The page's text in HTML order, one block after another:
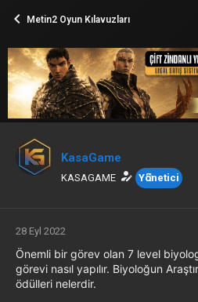
u
b
a
ş
l
a
t
a
n
g
ı
ç
t
a
r
h
Metin2 Oyun Kılavuzları
KasaGame
KASAGAME Yönetici
28 Eyl 2022
Önemli bir görev olan 7 level
görevi nasıl yapılır. Biyoloğun
ödülleri nelerdir.